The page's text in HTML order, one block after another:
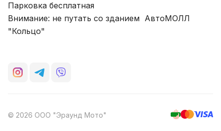
Парковка бесплатная
Внимание: не путать со зданием АвтоМОЛЛ
"Кольцо"
© 2026 ООО "Эраунд Мото"